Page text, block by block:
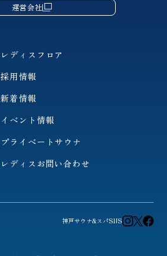
運営会社
レディスフロア
採用情報
新着情報
イベント情報
プライベートサウナ
レディスお問い合わせ
神戸サウナ&スパSNS